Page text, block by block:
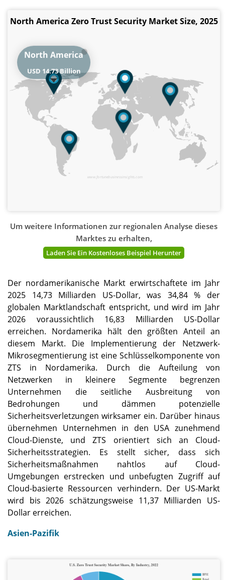
North America Zero Trust Security Market Size, 2025
www.fortunebusinessinsights.com
North America
USD 14.73 Billion
Um weitere Informationen zur regionalen Analyse dieses
Marktes zu erhalten,
Laden Sie Ein Kostenloses Beispiel Herunter
Der nordamerikanische Markt erwirtschaftete im Jahr
2025 14,73 Milliarden US-Dollar, was 34,84 % der
globalen Marktlandschaft entspricht, und wird im Jahr
2026 voraussichtlich 16,83 Milliarden US-Dollar
erreichen. Nordamerika hält den größten Anteil an
diesem Markt. Die Implementierung der Netzwerk-
Mikrosegmentierung ist eine Schlüsselkomponente von
ZTS in Nordamerika. Durch die Aufteilung von
Netzwerken in kleinere Segmente begrenzen
Unternehmen die seitliche Ausbreitung von
Bedrohungen und dämmen potenzielle
Sicherheitsverletzungen wirksamer ein. Darüber hinaus
übernehmen Unternehmen in den USA zunehmend
Cloud-Dienste, und ZTS orientiert sich an Cloud-
Sicherheitsstrategien. Es stellt sicher, dass sich
Sicherheitsmaßnahmen nahtlos auf Cloud-
Umgebungen erstrecken und unbefugten Zugriff auf
Cloud-basierte Ressourcen verhindern. Der US-Markt
wird bis 2026 schätzungsweise 11,37 Milliarden US-
Dollar erreichen.
Asien-Pazifik